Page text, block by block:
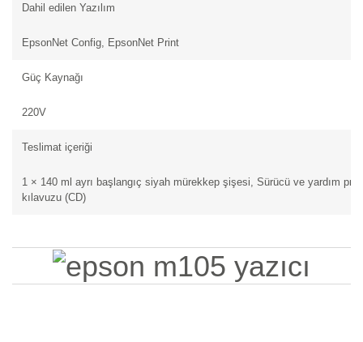
Dahil edilen Yazılım
EpsonNet Config, EpsonNet Print
Güç Kaynağı
220V
Teslimat içeriği
1 × 140 ml ayrı başlangıç siyah mürekkep şişesi, Sürücü ve yardım
kılavuzu (CD)